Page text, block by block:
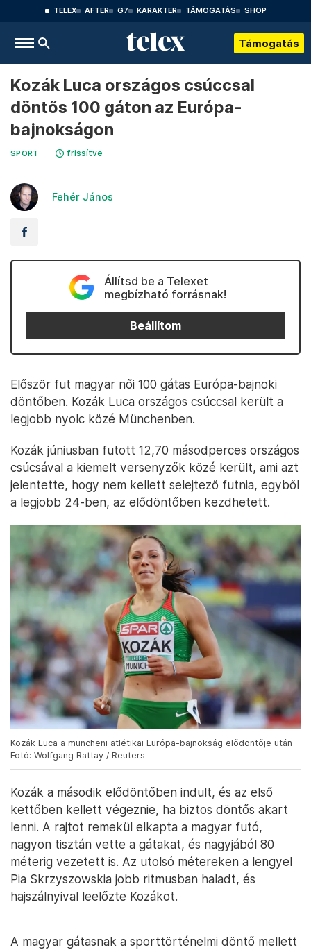
TELEX AFTER G7 KARAKTER TÁMOGATÁS SHOP
Támogatás
Kozák Luca országos csúccsal
döntős 100 gáton az Európa-
bajnokságon
SPORT frissítve
Fehér János
Állítsd be a Telexet
megbízható forrásnak!
Beállítom
Először fut magyar női 100 gátas Európa-bajnoki
döntőben. Kozák Luca országos csúccsal került a
legjobb nyolc közé Münchenben.
Kozák júniusban futott 12,70 másodperces országos
csúcsával a kiemelt versenyzők közé került, ami azt
jelentette, hogy nem kellett selejtező futnia, egyből
a legjobb 24-ben, az elődöntőben kezdhetett.
Kozák Luca a müncheni atlétikai Európa-bajnokság elődöntője után –
Fotó: Wolfgang Rattay / Reuters
Kozák a második elődöntőben indult, és az első
kettőben kellett végeznie, ha biztos döntős akart
lenni. A rajtot remekül elkapta a magyar futó,
nagyon tisztán vette a gátakat, és nagyjából 80
méterig vezetett is. Az utolsó métereken a lengyel
Pia Skrzyszowskia jobb ritmusban haladt, és
hajszálnyival leelőzte Kozákot.
A magyar gátasnak a sporttörténelmi döntő mellett